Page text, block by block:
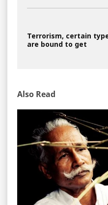
Terrorism, certain
are bound to get
Also Read